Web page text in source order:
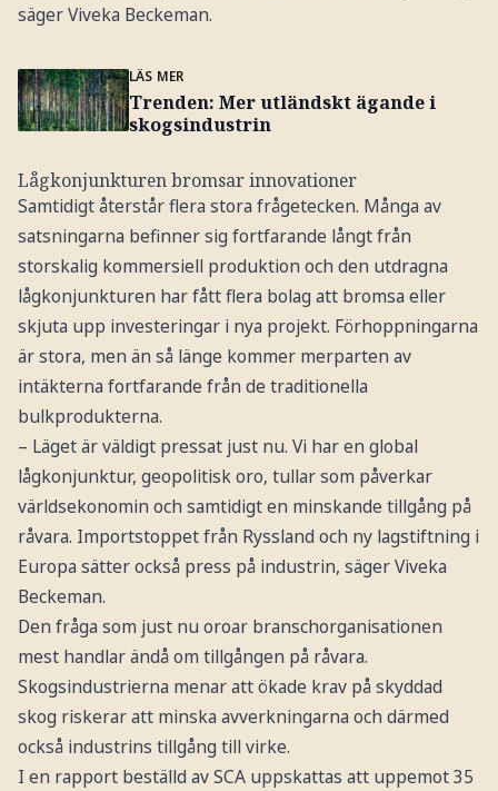
säger Viveka Beckeman.
LÄS MER
Trenden: Mer utländskt ägande i
skogsindustrin
Lågkonjunkturen bromsar innovationer
Samtidigt återstår flera stora frågetecken. Många av
satsningarna befinner sig fortfarande långt från
storskalig kommersiell produktion och den utdragna
lågkonjunkturen har fått flera bolag att bromsa eller
skjuta upp investeringar i nya projekt. Förhoppningarna
är stora, men än så länge kommer merparten av
intäkterna fortfarande från de traditionella
bulkprodukterna.
– Läget är väldigt pressat just nu. Vi har en global
lågkonjunktur, geopolitisk oro, tullar som påverkar
världsekonomin och samtidigt en minskande tillgång på
råvara. Importstoppet från Ryssland och ny lagstiftning i
Europa sätter också press på industrin, säger Viveka
Beckeman.
Den fråga som just nu oroar branschorganisationen
mest handlar ändå om tillgången på råvara.
Skogsindustrierna menar att ökade krav på skyddad
skog riskerar att minska avverkningarna och därmed
också industrins tillgång till virke.
I en rapport beställd av SCA uppskattas att uppemot 35